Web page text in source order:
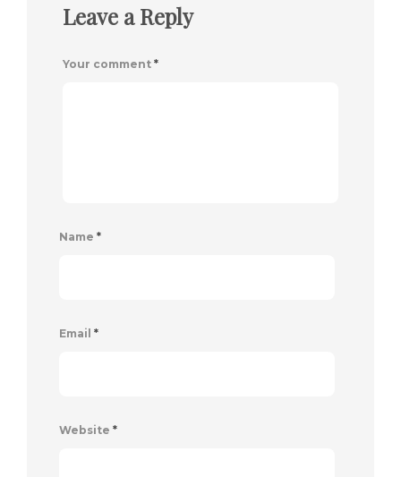
Leave a Reply
Your comment *
Name *
Email *
Website *